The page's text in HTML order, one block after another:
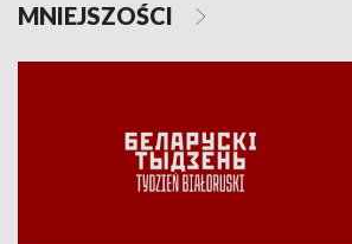
MNIEJSZOŚCI